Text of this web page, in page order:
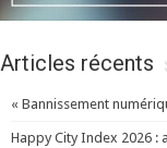
Articles récents
« Bannissement
Happy City Index 2026 :